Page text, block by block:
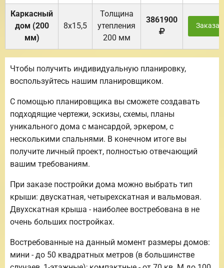
Каркасный
дом (200
мм)
8х15,5
Толщина
утепления
200 мм
3861900
Чтобы получить индивидуальную планировку,
воспользуйтесь нашим планировщиком.
С помощью планировщика вы сможете создавать
подходящие чертежи, эскизы, схемы, планы
уникального дома с мансардой, эркером, с
несколькими спальнями. В конечном итоге вы
получите личный проект, полностью отвечающий
вашим требованиям.
При заказе постройки дома можно выбрать тип
крыши: двускатная, четырехскатная и вальмовая.
Двухскатная крыша - наиболее востребована в не
очень больших постройках.
Востребованные на данный момент размеры домов:
мини - до 50 квадратных метров (в большинстве